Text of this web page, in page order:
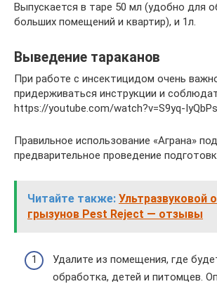
Выпускается в таре 50 мл (удобно для
больших помещений и квартир), и 1л.
Выведение тараканов
При работе с инсектицидом очень
придерживаться инструкции и
https://youtube.com/watch?v=S9yq-IyQbPs
Правильное использование «Аграна»
предварительное проведение
Читайте также: Ультразвуковой
грызунов Pest Reject — отзывы
Удалите из помещения, где
обработка, детей и питомцев.